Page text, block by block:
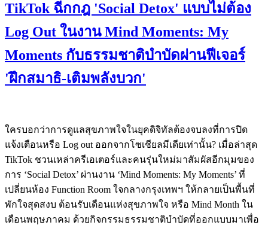
TikTok ฉีกกฎ 'Social Detox' แบบไม่ต้อง
Log Out ในงาน Mind Moments: My
Moments กับธรรมชาติบำบัดผ่านฟีเจอร์
'ฝึกสมาธิ-เติมพลังบวก'
ใครบอกว่าการดูแลสุขภาพใจในยุคดิจิทัลต้องจบลงที่การปิด
แจ้งเตือนหรือ Log out ออกจากโซเชียลมีเดียเท่านั้น? เมื่อล่าสุด
TikTok ชวนเหล่าครีเอเตอร์และคนรุ่นใหม่มาสัมผัสอีกมุมของ
การ ‘Social Detox’ ผ่านงาน ‘Mind Moments: My Moments’ ที่
เปลี่ยนห้อง Function Room ใจกลางกรุงเทพฯ ให้กลายเป็นพื้นที่
พักใจสุดสงบ ต้อนรับเดือนแห่งสุขภาพใจ หรือ Mind Month ใน
เดือนพฤษภาคม ด้วยกิจกรรมธรรมชาติบำบัดที่ออกแบบมาเพื่อ